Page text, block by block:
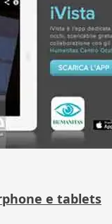
e tablets